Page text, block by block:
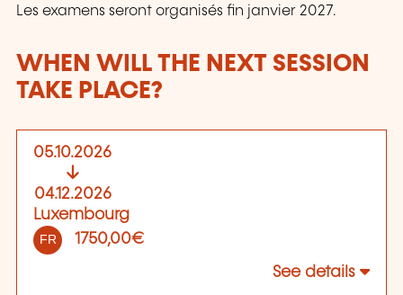
Les examens seront organisés fin janvier 2027.
WHEN WILL THE NEXT SESSION
TAKE PLACE?
05.10.2026
04.12.2026
Luxembourg
FR 1750,00€
See details